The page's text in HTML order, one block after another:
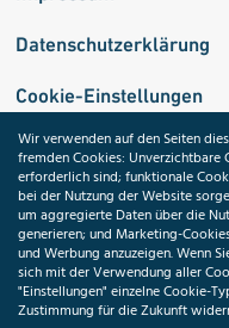
Datenschutzerklärung
Cookie-Einstellungen
Wir verwenden auf den Seiten
fremden Cookies:
erforderlich sind; funktionale
bei der Nutzung der Website
um aggregierte Daten über die
generieren; und Marketing-
und Werbung anzuzeigen. Wenn
sich mit der Verwendung aller
"Einstellungen" einzelne Cookie-
Zustimmung für die Zukunft